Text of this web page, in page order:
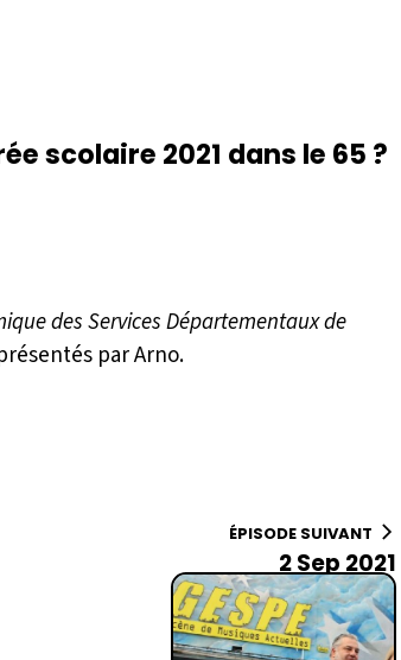
scolaire 2021 dans le 65 ?
des Services Départementaux de
par Arno.
ÉPISODE SUIVANT
2 Sep 2021